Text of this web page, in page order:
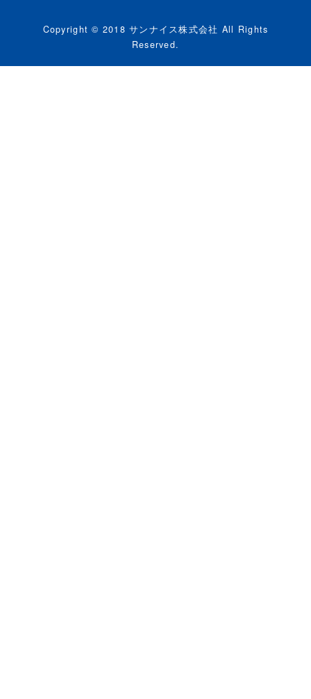
Copyright © 2018 サンナイス株式会社 All Rights
Reserved.